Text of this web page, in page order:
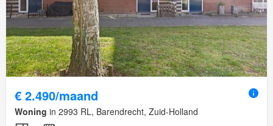
€ 2.490/maand
Woning in 2993 RL, Barendrecht, Zuid-Holland